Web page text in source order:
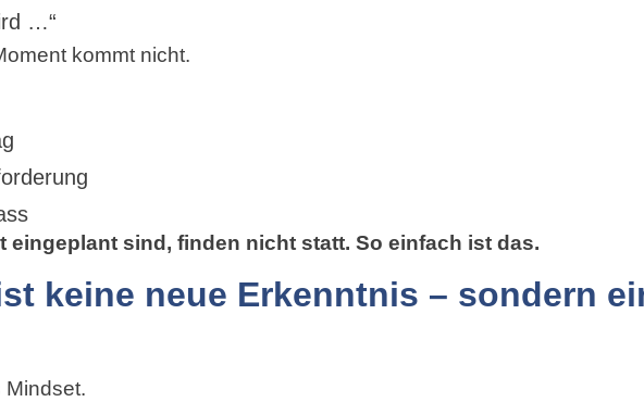
…“
kommt nicht.
eingeplant sind, finden nicht statt. So einfach ist das.
keine neue Erkenntnis – sondern
Mindset.